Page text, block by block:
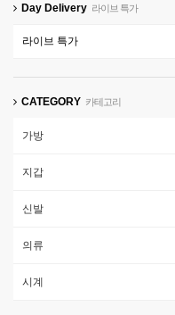
Day Delivery 라이브 특가
라이브 특가
CATEGORY 카테고리
가방
지갑
신발
의류
시계